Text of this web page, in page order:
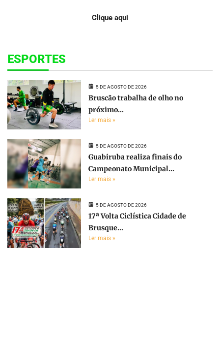
Clique aqui
ESPORTES
5 DE AGOSTO DE 2026
Bruscão trabalha de olho no
próximo...
Ler mais »
5 DE AGOSTO DE 2026
Guabiruba realiza finais do
Campeonato Municipal...
Ler mais »
5 DE AGOSTO DE 2026
17ª Volta Ciclística Cidade de
Brusque...
Ler mais »